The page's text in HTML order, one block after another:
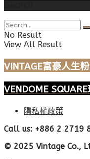
No Result
View All Result
VINTAGE富豪人生
VENDOME
隱私權政策
Call us: +886 2 2719
© 2025 Vintage Co.,